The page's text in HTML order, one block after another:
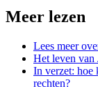
Meer lezen
Lees meer
Het leven van
In verzet: hoe
rechten?